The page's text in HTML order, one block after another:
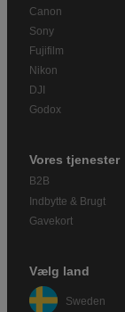
Canon
Sony
Fujifilm
Nikon
DJI
Godox
Vores tjenester
B2B
Indbytte & Brugt
Gavekort
Vælg land
Sweden